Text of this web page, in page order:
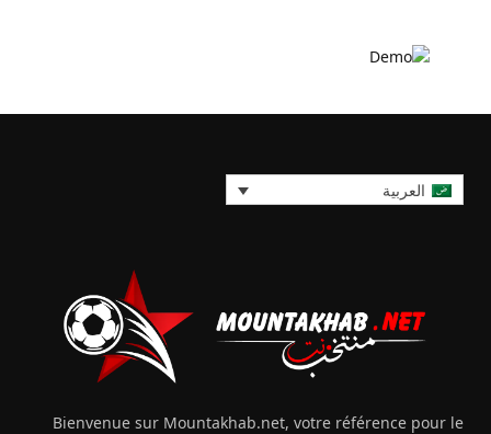
العربية
Bienvenue sur Mountakhab.net, votre référence pour le